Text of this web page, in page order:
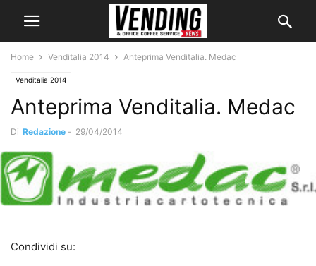
Home Venditalia 2014 Anteprima Venditalia. Medac
Venditalia 2014
Anteprima Venditalia. Medac
Di Redazione - 29/04/2014
Condividi su: